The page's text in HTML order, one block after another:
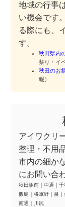
地域の行事
い機会です
る際にも、
す。
秋田県内
祭り・イ
秋田のお
報）
アイワクリ
整理・不用
市内の細か
にお問い合
秋田駅前 中通 千
飯島
将軍野 泉
南通
川尻